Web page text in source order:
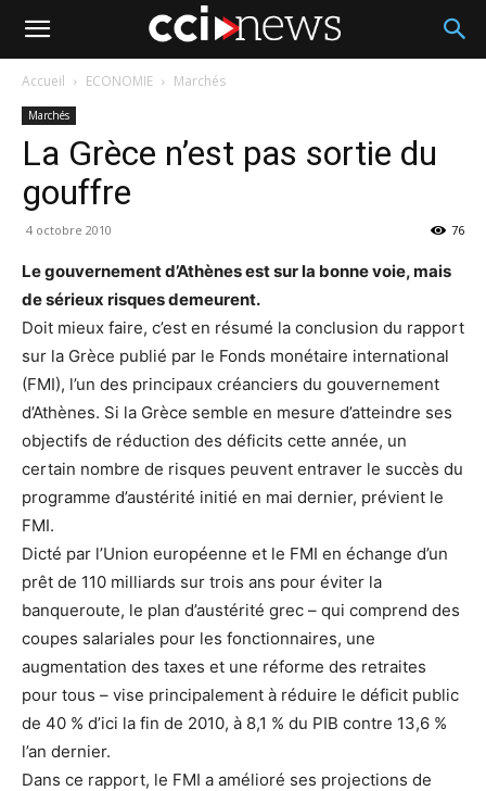
Accueil ECONOMIE Marchés
Marchés
La Grèce n’est pas sortie du
gouffre
4 octobre 2010 76
Le gouvernement d’Athènes est sur la bonne voie, mais
de sérieux risques demeurent.
Doit mieux faire, c’est en résumé la conclusion du rapport
sur la Grèce publié par le Fonds monétaire international
(FMI), l’un des principaux créanciers du gouvernement
d’Athènes. Si la Grèce semble en mesure d’atteindre ses
objectifs de réduction des déficits cette année, un
certain nombre de risques peuvent entraver le succès du
programme d’austérité initié en mai dernier, prévient le
FMI.
Dicté par l’Union européenne et le FMI en échange d’un
prêt de 110 milliards sur trois ans pour éviter la
banqueroute, le plan d’austérité grec – qui comprend des
coupes salariales pour les fonctionnaires, une
augmentation des taxes et une réforme des retraites
pour tous – vise principalement à réduire le déficit public
de 40 % d’ici la fin de 2010, à 8,1 % du PIB contre 13,6 %
l’an dernier.
Dans ce rapport, le FMI a amélioré ses projections de